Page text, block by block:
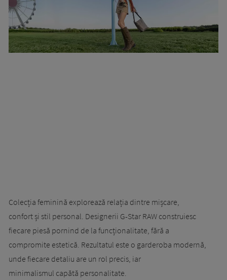
Colecția feminină explorează relația dintre mișcare,
confort și stil personal. Designerii G-Star RAW construiesc
fiecare piesă pornind de la funcționalitate, fără a
compromite estetică. Rezultatul este o garderoba modernă,
unde fiecare detaliu are un rol precis, iar
minimalismul capătă personalitate.